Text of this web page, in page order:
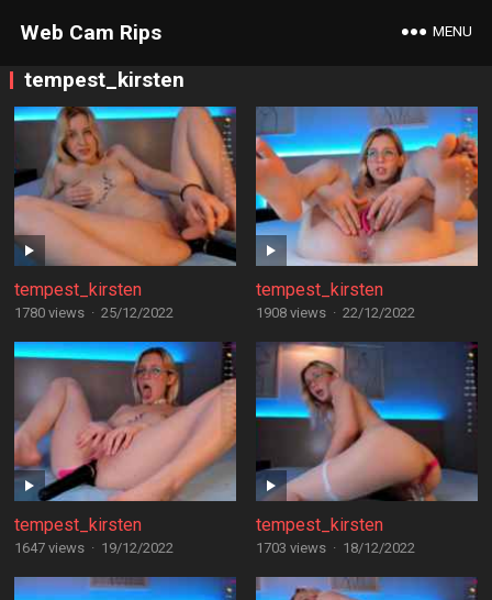
Web Cam Rips MENU
tempest_kirsten
tempest_kirsten
1780 views · 25/12/2022
tempest_kirsten
1908 views · 22/12/2022
tempest_kirsten
1647 views · 19/12/2022
tempest_kirsten
1703 views · 18/12/2022